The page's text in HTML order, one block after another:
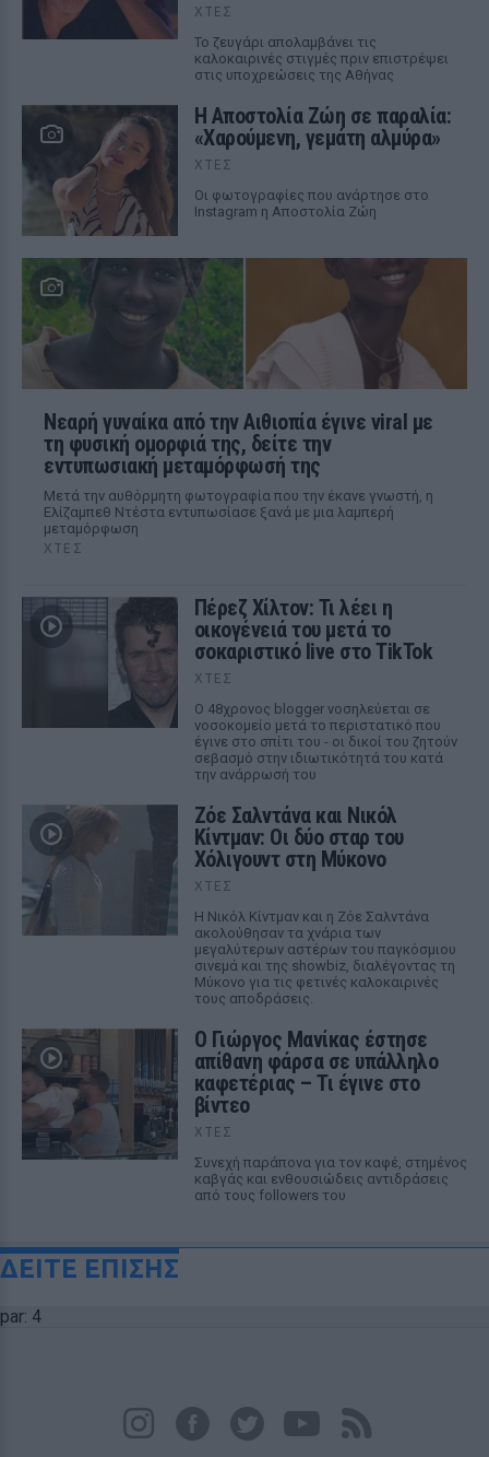
ΧΤΕΣ
Το ζευγάρι απολαμβάνει τις
καλοκαιρινές στιγμές πριν επιστρέψει
στις υποχρεώσεις της Αθήνας
Η Αποστολία Ζώη σε παραλία:
«Χαρούμενη, γεμάτη αλμύρα»
ΧΤΕΣ
Οι φωτογραφίες που ανάρτησε στο
Instagram η Αποστολία Ζώη
Νεαρή γυναίκα από την Αιθιοπία έγινε viral με
τη φυσική ομορφιά της, δείτε την
εντυπωσιακή μεταμόρφωσή της
Μετά την αυθόρμητη φωτογραφία που την έκανε γνωστή, η
Ελίζαμπεθ Ντέστα εντυπωσίασε ξανά με μια λαμπερή
μεταμόρφωση
ΧΤΕΣ
Πέρεζ Χίλτον: Τι λέει η
οικογένειά του μετά το
σοκαριστικό live στο TikTok
ΧΤΕΣ
Ο 48χρονος blogger νοσηλεύεται σε
νοσοκομείο μετά το περιστατικό που
έγινε στο σπίτι του - οι δικοί του ζητούν
σεβασμό στην ιδιωτικότητά του κατά
την ανάρρωσή του
Ζόε Σαλντάνα και Νικόλ
Κίντμαν: Οι δύο σταρ του
Χόλιγουντ στη Μύκονο
ΧΤΕΣ
Η Νικόλ Κίντμαν και η Ζόε Σαλντάνα
ακολούθησαν τα χνάρια των
μεγαλύτερων αστέρων του παγκόσμιου
σινεμά και της showbiz, διαλέγοντας τη
Μύκονο για τις φετινές καλοκαιρινές
τους αποδράσεις.
Ο Γιώργος Μανίκας έστησε
απίθανη φάρσα σε υπάλληλο
καφετέριας – Τι έγινε στο
βίντεο
ΧΤΕΣ
Συνεχή παράπονα για τον καφέ, στημένος
καβγάς και ενθουσιώδεις αντιδράσεις
από τους followers του
ΔΕΙΤΕ ΕΠΙΣΗΣ
par: 4